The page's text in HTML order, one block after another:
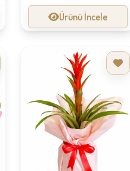
Ürünü İncele